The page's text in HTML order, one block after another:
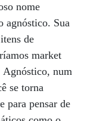
nome
agnóstico. Sua
de
market
Agnóstico, num
se torna
para pensar de